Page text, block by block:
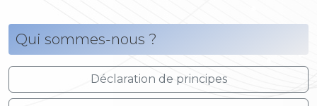
Qui sommes-nous ?
Déclaration de principes